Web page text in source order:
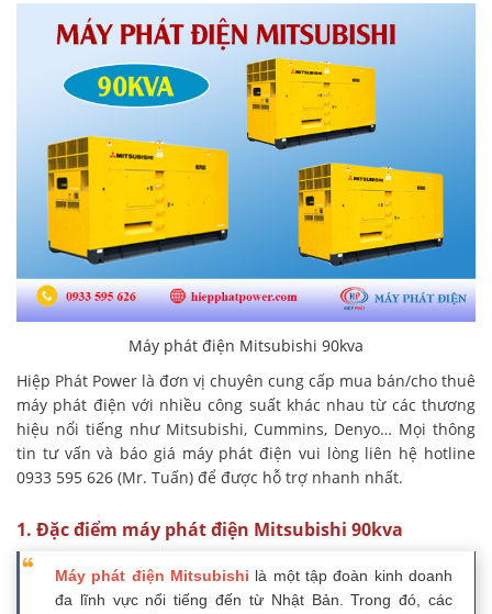
Máy phát điện Mitsubishi 90kva
Hiệp Phát Power là đơn vị chuyên cung cấp mua bán/cho thuê
máy phát điện với nhiều công suất khác nhau từ các thương
hiệu nổi tiếng như Mitsubishi, Cummins, Denyo… Mọi thông
tin tư vấn và báo giá máy phát điện vui lòng liên hệ hotline
0933 595 626 (Mr. Tuấn) để được hỗ trợ nhanh nhất.
1. Đặc điểm máy phát điện Mitsubishi 90kva
Máy phát điện Mitsubishi là một tập đoàn kinh doanh
đa lĩnh vực nổi tiếng đến từ Nhật Bản. Trong đó, các